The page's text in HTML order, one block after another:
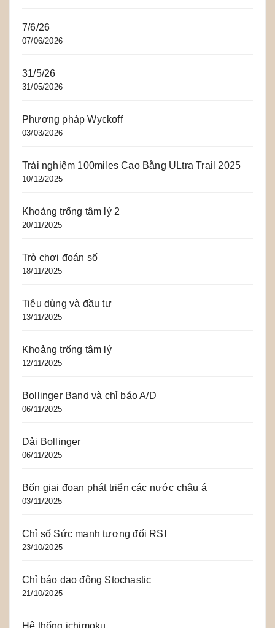
7/6/26
07/06/2026
31/5/26
31/05/2026
Phương pháp Wyckoff
03/03/2026
Trải nghiệm 100miles Cao Bằng ULtra Trail 2025
10/12/2025
Khoảng trống tâm lý 2
20/11/2025
Trò chơi đoán số
18/11/2025
Tiêu dùng và đầu tư
13/11/2025
Khoảng trống tâm lý
12/11/2025
Bollinger Band và chỉ báo A/D
06/11/2025
Dải Bollinger
06/11/2025
Bốn giai đoạn phát triển các nước châu á
03/11/2025
Chỉ số Sức mạnh tương đối RSI
23/10/2025
Chỉ báo dao động Stochastic
21/10/2025
Hệ thống ichimoku